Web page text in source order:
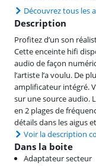
Découvrez tous les
Description
Profitez d’un son
Cette enceinte hifi
audio de façon
l’artiste l’a voulu. De
amplificateur intégré.
sur une source audio.
en 2 plages de
détails dans les aigus
Voir la description
Dans la boite
Adaptateur secteur